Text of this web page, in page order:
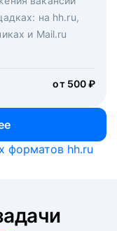
на hh.ru,
и Mail.ru
от 500 ₽
менеджеры
форматов hh.ru